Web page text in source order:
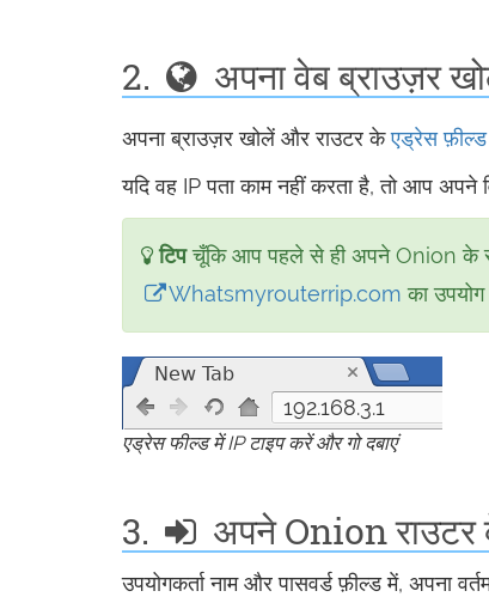
2. अपना वेब ब्राउज़र
अपना ब्राउज़र खोलें और राउटर केएड्रेस
यदि वह IP पता काम नहीं करता है, तो आप अपने
टिपचूँकि आप पहले से ही अपने Onion के
Whatsmyrouterrip.com का
192.168.3.1
एड्रेस फील्ड में IP टाइप करें और गो दबाएं
3. अपने Onion राउटर
उपयोगकर्ता नाम और पासवर्ड फ़ील्ड में, अपना